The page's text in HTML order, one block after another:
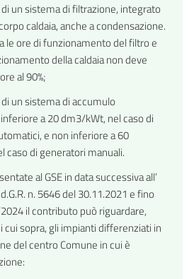
un sistema di filtrazione, integrato
caldaia, anche a condensazione.
le ore di funzionamento del filtro e
della caldaia non deve
al 90%;
un sistema di accumulo
a 20 dm3/kWt, nel caso di
e non inferiore a 60
caso di generatori manuali.
al GSE indata successiva all’
n. 5646 del 30.11.2021 e fino
il contributo può riguardare,
cui sopra, gli impianti differenziati in
del centro Comune in cui è